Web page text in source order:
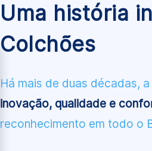
Uma história
Colchões
Há mais de duas décadas, a
inovação, qualidade e
reconhecimento em todo o